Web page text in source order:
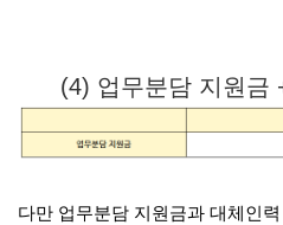
(4) 업무분담 지원금
다만 업무분담 지원금과 대체인